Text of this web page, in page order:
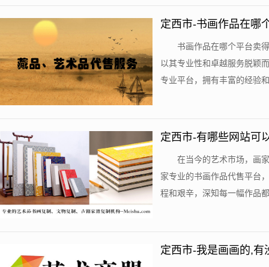
定西市-书画作品在哪
书画作品在哪个平台卖
以其专业性和卓越服务脱颖
专业平台，拥有丰富的经验
定西市-有哪些网站可
在当今的艺术市场，画
家专业的书画作品代售平台
程和艰辛，深知每一幅作品
定西市-我是画画的,有